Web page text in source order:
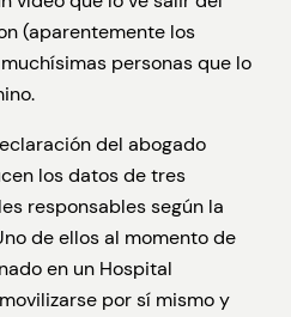
(aparentemente los
personas que lo
del abogado
los datos de tres
responsables según la
de ellos al momento de
en un Hospital
por sí mismo y